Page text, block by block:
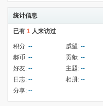
统计信息
已有 1 人来访过
积分: -- 威望: --
郝币: -- 贡献: --
好友: -- 主题: --
日志: -- 相册: --
分享: --